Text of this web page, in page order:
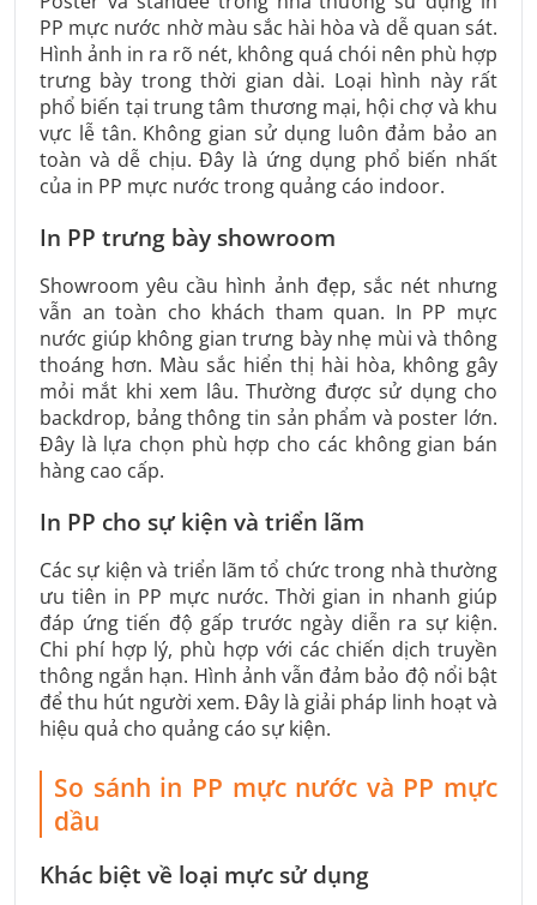
PP mực nước nhờ màu sắc hài hòa và dễ quan sát.
Hình ảnh in ra rõ nét, không quá chói nên phù hợp
trưng bày trong thời gian dài. Loại hình này rất
phổ biến tại trung tâm thương mại, hội chợ và khu
vực lễ tân. Không gian sử dụng luôn đảm bảo an
toàn và dễ chịu. Đây là ứng dụng phổ biến nhất
của in PP mực nước trong quảng cáo indoor.
In PP trưng bày showroom
Showroom yêu cầu hình ảnh đẹp, sắc nét nhưng
vẫn an toàn cho khách tham quan. In PP mực
nước giúp không gian trưng bày nhẹ mùi và thông
thoáng hơn. Màu sắc hiển thị hài hòa, không gây
mỏi mắt khi xem lâu. Thường được sử dụng cho
backdrop, bảng thông tin sản phẩm và poster lớn.
Đây là lựa chọn phù hợp cho các không gian bán
hàng cao cấp.
In PP cho sự kiện và triển lãm
Các sự kiện và triển lãm tổ chức trong nhà thường
ưu tiên in PP mực nước. Thời gian in nhanh giúp
đáp ứng tiến độ gấp trước ngày diễn ra sự kiện.
Chi phí hợp lý, phù hợp với các chiến dịch truyền
thông ngắn hạn. Hình ảnh vẫn đảm bảo độ nổi bật
để thu hút người xem. Đây là giải pháp linh hoạt và
hiệu quả cho quảng cáo sự kiện.
So sánh in PP mực nước và PP mực
dầu
Khác biệt về loại mực sử dụng